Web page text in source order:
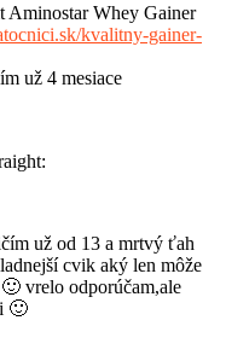
Aminostar Whey Gainer
kvalitny-gainer-
už 4 mesiace
už od 13 a mrtvý ťah
cvik aký len môže
vrelo odporúčam,ale
🙂